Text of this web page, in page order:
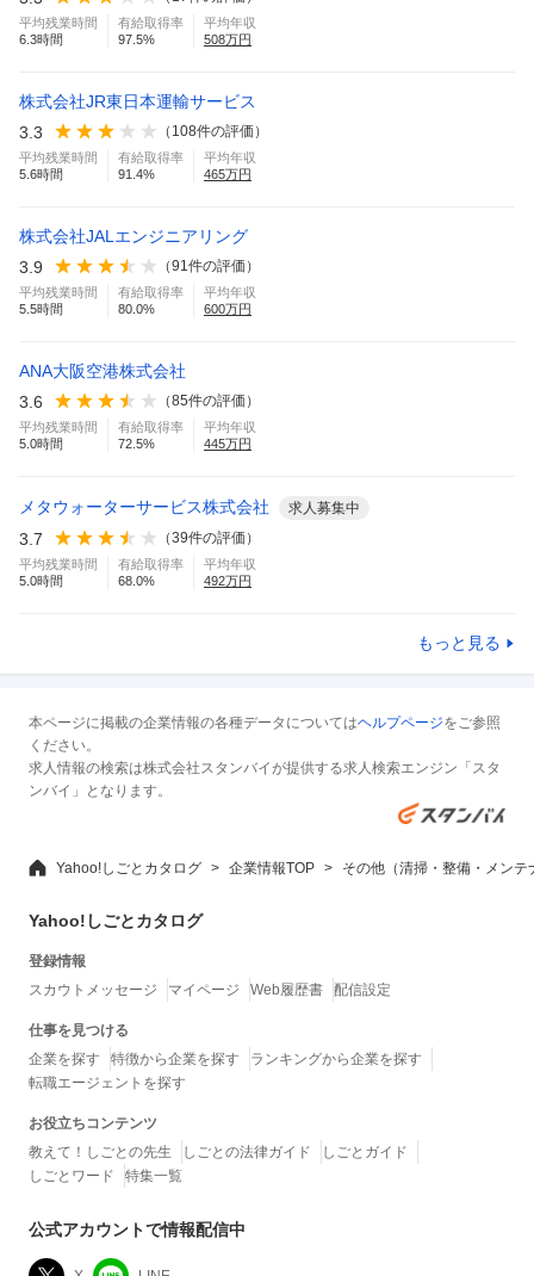
平均残業時間
6.3時間
有給取得率
97.5%
平均年収
508万円
株式会社JR東日本運輸サービス
3.3
（ 108件の評価）
平均残業時間
5.6時間
有給取得率
91.4%
平均年収
465万円
株式会社JALエンジニアリング
3.9
（91件の評価）
平均残業時間
5.5時間
有給取得率
80.0%
平均年収
600万円
ANA大阪空港株式会社
3.6
（85件の評価）
平均残業時間
5.0時間
有給取得率
72.5%
平均年収
445万円
メタウォーターサービス株式会社 求人募集中
3.7 （39件の評価）
平均残業時間
5.0時間
有給取得率
68.0%
平均年収
492万円
もっと見る
本ページに掲載の企業情報の各種データについてはヘルプページをご参照
ください。
求人情報の検索は株式会社スタンバイが提供する求人検索エンジン「スタ
ンバイ」となります。
Yahoo!しごとカタログ 企業情報TOP その他（清掃・整備・メンテ
Yahoo!しごとカタログ
登録情報
スカウトメッセージ
マイページ Web履歴書 配信設定
仕事を見つける
企業を探す
特徴から企業を探す
ランキングから企業を探す
転職エージェントを探す
お役立ちコンテンツ
教えて！しごとの先生
しごとの法律ガイド
しごとガイド
しごとワード
特集一覧
公式アカウントで情報配信中